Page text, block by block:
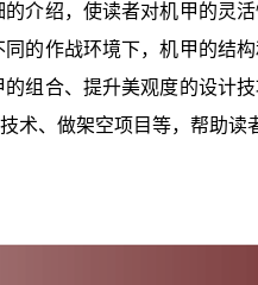
绍，使读者对机甲的灵
的作战环境下，机甲的结
组合、提升美观度的设计
术、做架空项目等，帮助